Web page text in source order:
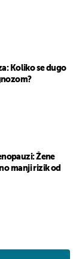
Koliko se dugo
Žene
manji rizik od